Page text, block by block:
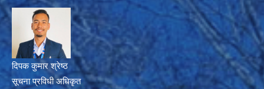
दिपक कुमार श्रेष्ठ
सूचना प्रविधी अधिकृत